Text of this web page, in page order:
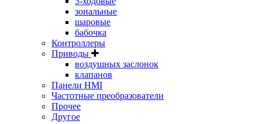
зональные
шаровые
бабочка
Контроллеры
Приводы
воздушных заслонок
клапанов
Панели HMI
Частотные преобразователи
Прочее
Другое